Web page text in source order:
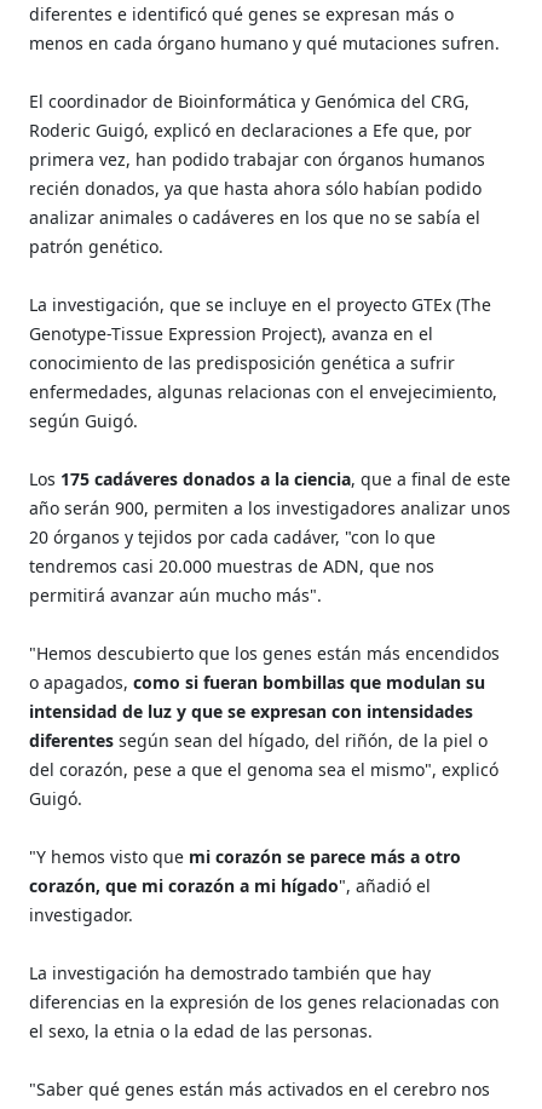
diferentes e identificó qué genes se expresan más o
menos en cada órgano humano y qué mutaciones sufren.
El coordinador de Bioinformática y Genómica del CRG,
Roderic Guigó, explicó en declaraciones a Efe que, por
primera vez, han podido trabajar con órganos humanos
recién donados, ya que hasta ahora sólo habían podido
analizar animales o cadáveres en los que no se sabía el
patrón genético.
La investigación, que se incluye en el proyecto GTEx (The
Genotype-Tissue Expression Project), avanza en el
conocimiento de las predisposición genética a sufrir
enfermedades, algunas relacionas con el envejecimiento,
según Guigó.
Los 175 cadáveres donados a la ciencia, que a final de este
año serán 900, permiten a los investigadores analizar unos
20 órganos y tejidos por cada cadáver, "con lo que
tendremos casi 20.000 muestras de ADN, que nos
permitirá avanzar aún mucho más".
"Hemos descubierto que los genes están más encendidos
o apagados,como si fueran bombillas que modulan su
intensidad de luz y que se expresan con intensidades
diferentes según sean del hígado, del riñón, de la piel o
del corazón, pese a que el genoma sea el mismo", explicó
Guigó.
"Y hemos visto que mi corazón se parece más a otro
corazón, que mi corazón a mi hígado", añadió el
investigador.
La investigación ha demostrado también que hay
diferencias en la expresión de los genes relacionadas con
el sexo, la etnia o la edad de las personas.
"Saber qué genes están más activados en el cerebro nos